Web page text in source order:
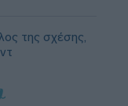
της σχέσης,